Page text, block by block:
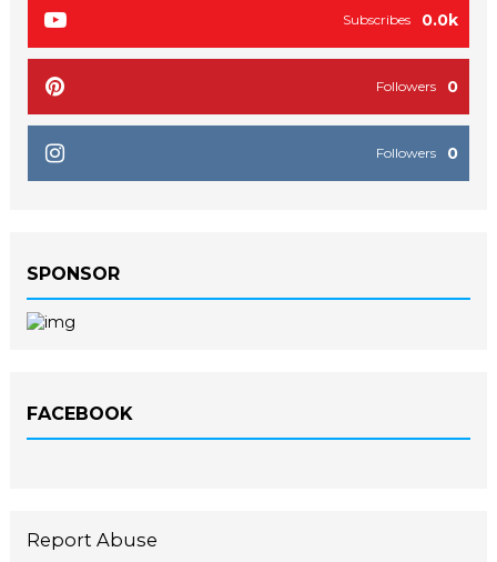
0.0k
Subscribes
0
Followers
0
Followers
SPONSOR
FACEBOOK
Report Abuse